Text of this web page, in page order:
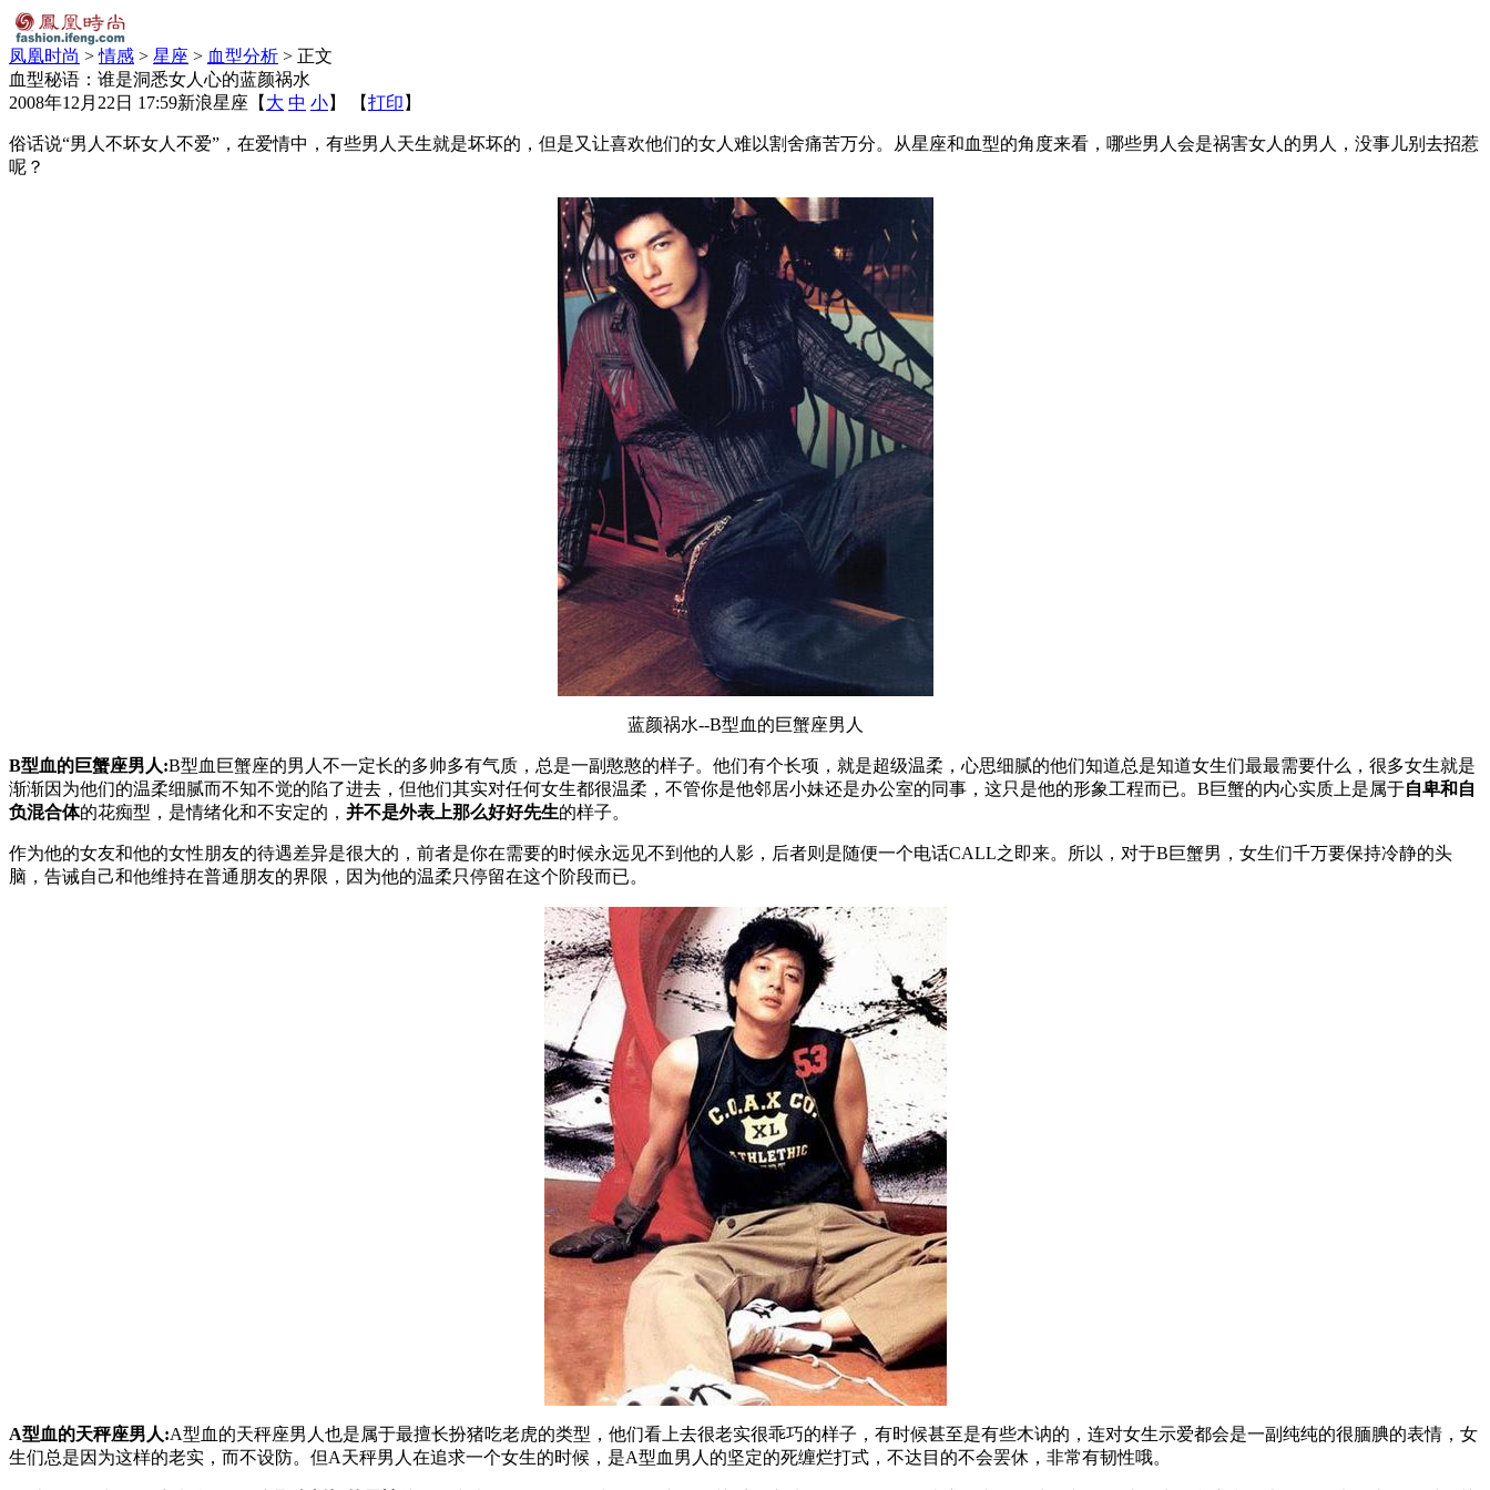
凤凰时尚 >情感 > 星座 > 血型分析 > 正文
血型秘语：谁是洞悉女人心的蓝颜祸水
2008年12月22日 17:59新浪星座 【 大 中 小】 【打印 】
俗话说“男人不坏女人不爱”，在爱情中，有些男人天生就是坏坏的，但是又让喜欢他们的女人难以割舍痛苦万分。从星座和血型的角度来看，哪些男人会是祸害女人的男人，没事儿别去招惹
呢？
蓝颜祸水--B型血的巨蟹座男人
B型血的巨蟹座男人:B型血巨蟹座的男人不一定长的多帅多有气质，总是一副憨憨的样子。他们有个长项，就是超级温柔，心思细腻的他们知道总是知道女生们最最需要什么，很多女生就是
渐渐因为他们的温柔细腻而不知不觉的陷了进去，但他们其实对任何女生都很温柔，不管你是他邻居小妹还是办公室的同事，这只是他的形象工程而已。B巨蟹的内心实质上是属于自卑和自
负混合体的花痴型，是情绪化和不安定的， 并不是外表上那么好好先生的样子。
作为他的女友和他的女性朋友的待遇差异是很大的，前者是你在需要的时候永远见不到他的人影，后者则是随便一个电话CALL之即来。所以，对于B巨蟹男，女生们千万要保持冷静的头
脑，告诫自己和他维持在普通朋友的界限，因为他的温柔只停留在这个阶段而已。
A型血的天秤座男人:A型血的天秤座男人也是属于最擅长扮猪吃老虎的类型，他们看上去很老实很乖巧的样子，有时候甚至是有些木讷的，连对女生示爱都会是一副纯纯的很腼腆的表情，女
生们总是因为这样的老实，而不设防。但A天秤男人在追求一个女生的时候，是A型血男人的坚定的死缠烂打式，不达目的不会罢休，非常有韧性哦。